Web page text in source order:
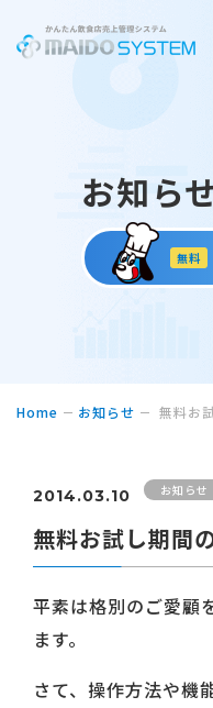
お知ら
無料
Home お知らせ 無料お
2014.03.10 お知らせ
無料お試し期間
平素は格別のご愛顧
ます。
さて、操作方法や機